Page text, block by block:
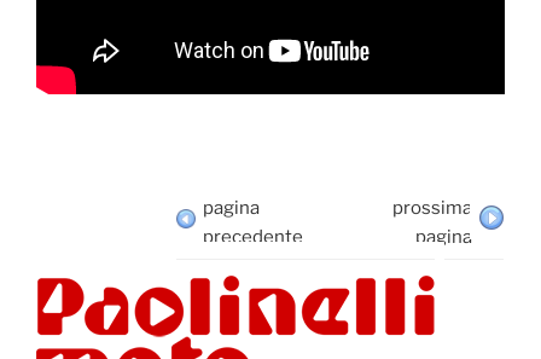
pagina
precedente
prossima
pagina